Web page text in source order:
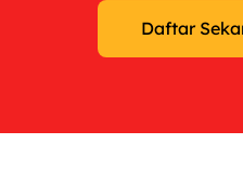
Daftar